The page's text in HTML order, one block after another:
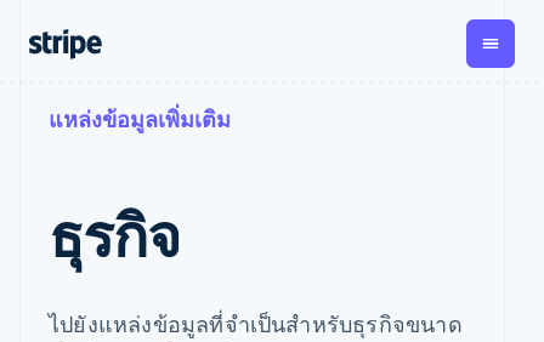
การชำระเงิน
การชำระเงิน
ออนไลน์
Payment links
แบบไม่ต้อง
เงินตามการ
ให้กับ
ตามขั้น
เอกสารประกอบ
คู่มือ
เรียนรู้
การสนับสนุน
แหล่งข้อมูลเพิ่มเติม
ธุรกิจ
ไปยังแหล่งข้อมูลที่จำเป็นสำหรับธุรกิจขนาด